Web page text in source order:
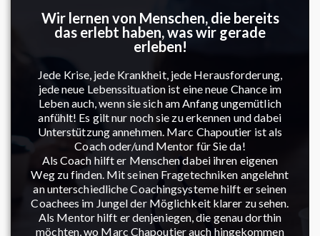
Wir lernen von Menschen, die bereits
das erlebt haben, was wir gerade
erleben!
Jede Krise, jede Krankheit, jede Herausforderung,
jede neue Lebenssituation ist eine neue Chance im
Leben auch, wenn sie sich am Anfang ungemütlich
anfühlt! Es gilt nur noch sie zu erkennen und dabei
Unterstützung annehmen. Marc Chapoutier ist als
Coach oder/und Mentor für Sie da!
Als Coach hilft er Menschen dabei ihren eigenen
Weg zu finden. Mit seinen Fragetechniken angelehnt
an unterschiedliche Coachingsysteme hilft er seinen
Coachees im Jungel der Möglichkeit klarer zu sehen.
Als Mentor hilft er denjeniegen, die genau dorthin
möchten, wo Marc Chapoutier auch hingekommen